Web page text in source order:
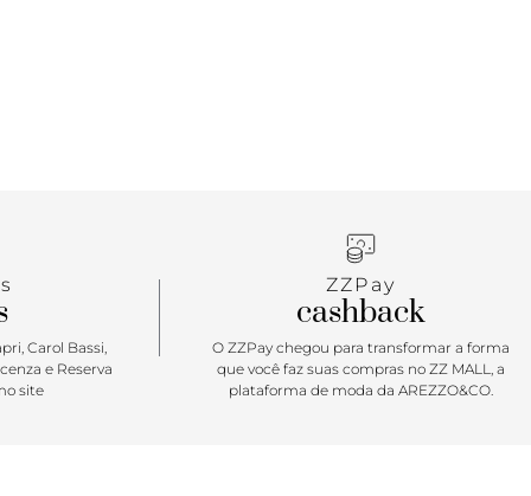
Carol Bassi,
e Reserva
site
ZZPay
cashback
O ZZPay chegou para transformar a forma
que você faz suas compras no ZZ MALL, a
plataforma de moda da AREZZO&CO.